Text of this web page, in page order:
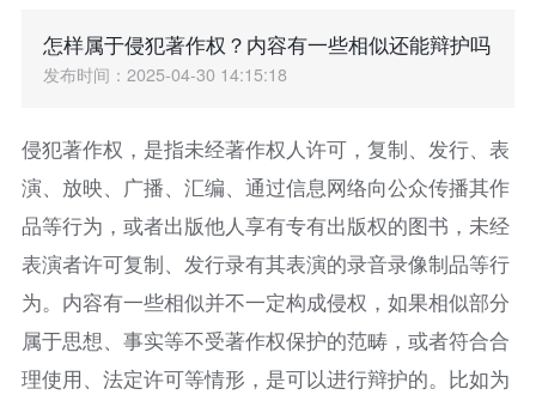
怎样属于侵犯著作权？内容有一些相似还能辩护吗
发布时间：2025-04-30 14:15:18
侵犯著作权，是指未经著作权人许可，复制、发行、表
演、放映、广播、汇编、通过信息网络向公众传播其作
品等行为，或者出版他人享有专有出版权的图书，未经
表演者许可复制、发行录有其表演的录音录像制品等行
为。内容有一些相似并不一定构成侵权，如果相似部分
属于思想、事实等不受著作权保护的范畴，或者符合合
理使用、法定许可等情形，是可以进行辩护的。比如为